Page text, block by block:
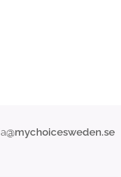
@mychoicesweden.se